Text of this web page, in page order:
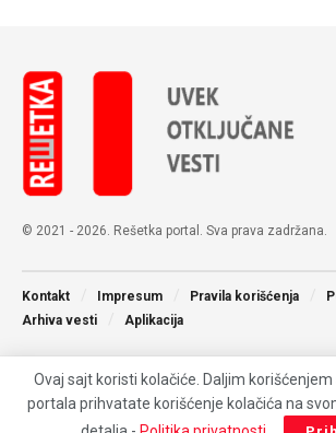
© 2021 - 2026. Rešetka portal. Sva prava zadržana.
Kontakt Impresum Pravila korišćenja
Arhiva vesti
Aplikacija
Ovaj sajt koristi kolačiće. Daljim
portala prihvatate korišćenje kolačića na